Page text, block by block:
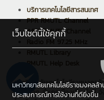
บริการเทคโนโลยีสารสนเทศ
PPR RMUTL Channel
ARIT RMUTL Channel
Radio FM 97.25 MHz
มหาวิทยาลัยเทคโนโลยีราชมงคล
ช้างเผือก อำเภอเมืองเชียงใหม่
เว็บไซต์นี้ใช้คุกกี้
มหาวิทยาลัยเทคโนโลยีราชมงคลล้
ประสบการณ์การใช้งานที่ดียิ่งขึ้น